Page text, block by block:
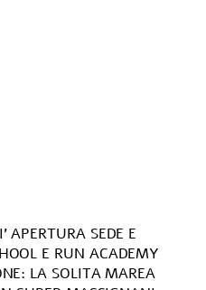
APERTURA SEDE E
E RUN ACADEMY
LA SOLITA MAREA